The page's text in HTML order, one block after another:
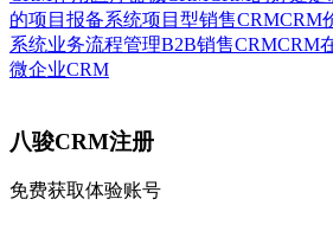
的项目报备系统项目型销售CRMCRM
系统业务流程管理B2B销售CRMCRM
微企业CRM
八骏CRM注册
免费获取体验账号